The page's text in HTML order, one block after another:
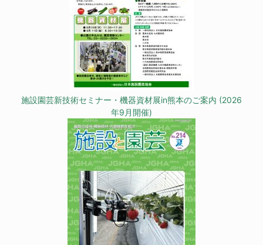
施設園芸新技術セミナー・機器資材展in熊本のご案内 (2026
年9月開催)